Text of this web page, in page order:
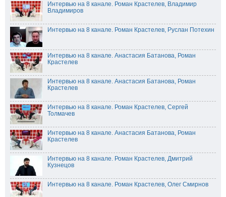
Интервью на 8 канале. Роман Крастелев, Владимир
Владимиров
Интервью на 8 канале. Роман Крастелев, Руслан Потехин
Интервью на 8 канале. Анастасия Батанова, Роман
Крастелев
Интервью на 8 канале. Анастасия Батанова, Роман
Крастелев
Интервью на 8 канале. Роман Крастелев, Сергей
Толмачев
Интервью на 8 канале. Анастасия Батанова, Роман
Крастелев
Интервью на 8 канале. Роман Крастелев, Дмитрий
Кузнецов
Интервью на 8 канале. Роман Крастелев, Олег Смирнов